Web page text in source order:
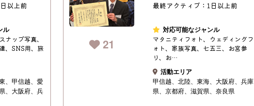
以上前
ル
ナップ写真、
、SNS用、旅
甲信越
愛
大阪府
兵
21
最終アクティブ：1日以上前
対応可能なジャンル
マタニティフォト、ウェディングフ
ォト、家族写真、七五三、お宮参
り、お…
活動エリア
甲信越
北陸 東海 大阪府
兵庫
県
京都府 滋賀県 奈良県